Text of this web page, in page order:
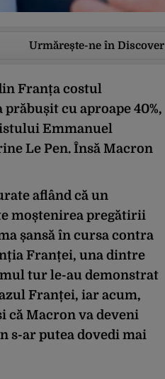
Urmărește-ne în Discover
Franța costul
cu aproape 40%,
Emmanuel
Le Pen. Însă Macron
aflând că un
moștenirea pregătirii
șansă în cursa contra
Franței, una dintre
tur le-au demonstrat
Franței, iar acum,
că Macron va deveni
s-ar putea dovedi mai